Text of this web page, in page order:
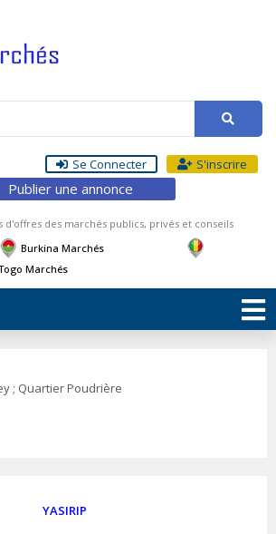
Se Connecter S'inscrire
Publier une annonce
des marchés publics, privés et conseils
Burkina Marchés
Marchés
; Quartier Poudrière
YASIRIP